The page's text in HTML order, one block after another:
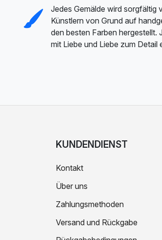
Jedes Gemälde wird sorgfältig
Künstlern von Grund auf
den besten Farben hergestellt.
mit Liebe und Liebe zum Detail
KUNDENDIENST
Kontakt
Über uns
Zahlungsmethoden
Versand und Rückgabe